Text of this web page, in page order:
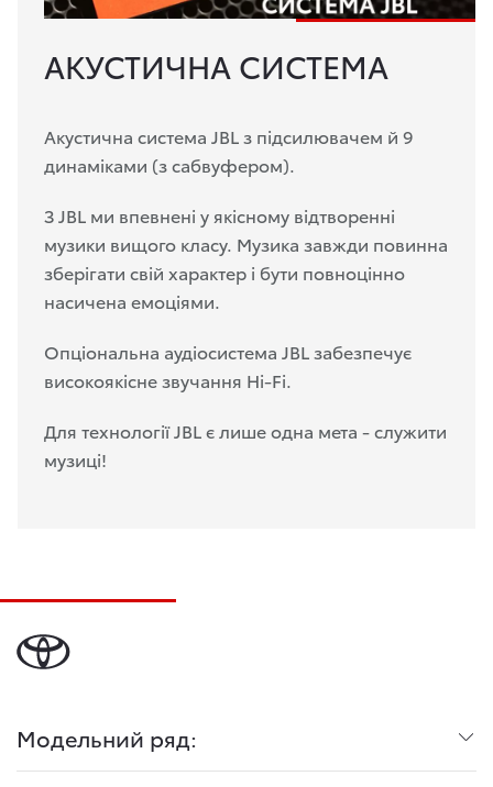
АКУСТИЧНА СИСТЕМА
Акустична система JBL з підсилювачем й 9
динаміками (з сабвуфером).
З JBL ми впевнені у якісному відтворенні
музики вищого класу. Музика завжди повинна
зберігати свій характер і бути повноцінно
насичена емоціями.
Опціональна аудіосистема JBL забезпечує
високоякісне звучання Hi-Fi.
Для технології JBL є лише одна мета - служити
музиці!
Модельний ряд: